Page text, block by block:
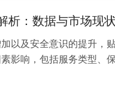
析：数据与市场现状
以及安全意识的提升，
影响，包括服务类型、